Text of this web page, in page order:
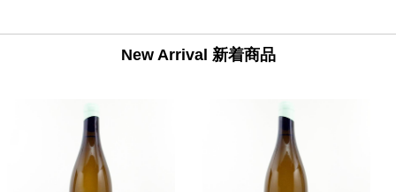
New Arrival 新着商品